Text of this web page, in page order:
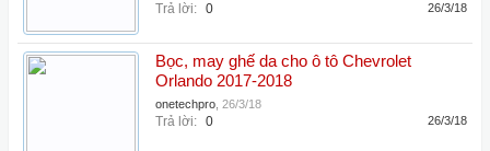
Trả lời: 0 26/3/18
Bọc, may ghế da cho ô tô Chevrolet
Orlando 2017-2018
onetechpro 26/3/18
Trả lời: 0 26/3/18